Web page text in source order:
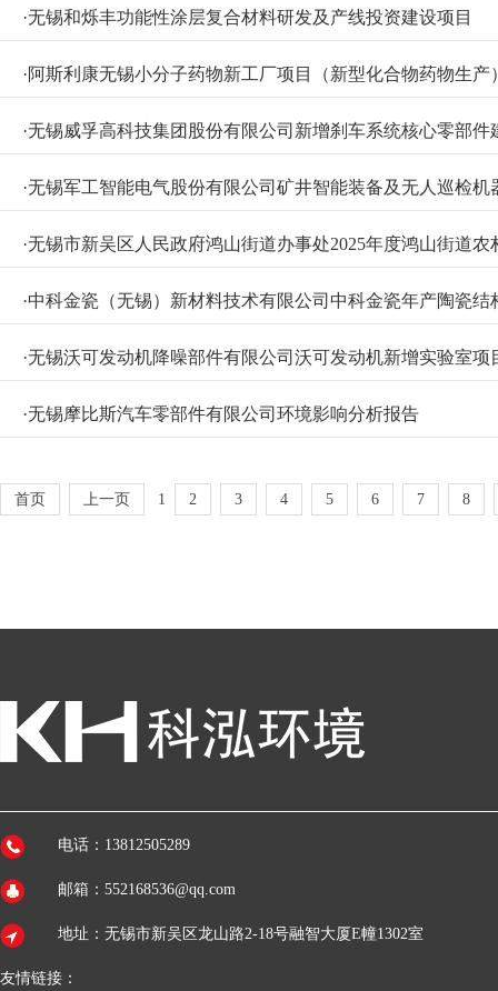
·无锡和烁丰功能性涂层复合材料研发及产线投资建设项目
·阿斯利康无锡小分子药物新工厂项目（新型化合物药物生
·无锡威孚高科技集团股份有限公司新增刹车系统核心零部件
·无锡军工智能电气股份有限公司矿井智能装备及无人巡检机
·无锡市新吴区人民政府鸿山街道办事处2025年度鸿山街道
·中科金瓷（无锡）新材料技术有限公司中科金瓷年产陶瓷结
·无锡沃可发动机降噪部件有限公司沃可发动机新增实验室项
·无锡摩比斯汽车零部件有限公司环境影响分析报告
首页 上一页 1 2 3 4 5 6 7 8
电话：13812505289
邮箱：552168536@qq.com
地址：无锡市新吴区龙山路2-18号融智大厦E幢1302室
友情链接：